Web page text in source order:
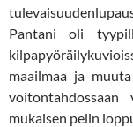
Pantani oli
maailmaa ja
mukaisen pelin